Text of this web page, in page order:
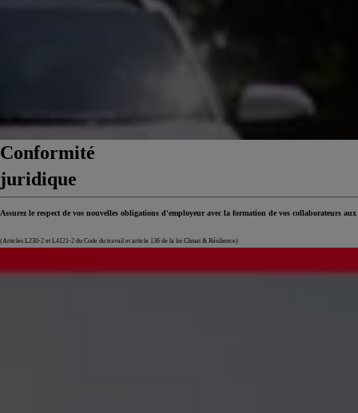
Conformité
juridique
Assurez le respect de vos nouvelles obligations d'employeur avec la formation de vos collaborateurs
(Articles L230-2 et L4121-2 du Code du travail et article 136 de la loi Climat & Résilience)